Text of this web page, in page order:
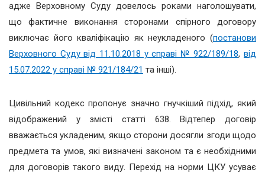
адже Верховному Суду довелось роками наголошувати,
що фактичне виконання сторонами спірного договору
виключає його кваліфікацію як неукладеного (постанови
Верховного Суду від 11.10.2018 у справі № 922/189/18,від
15.07.2022 у справі № 921/184/21 та інші).
Цивільний кодекс пропонує значно гнучкіший підхід, який
відображений у змісті статті 638. Відтепер договір
вважається укладеним, якщо сторони досягли згоди щодо
предмета та умов, які визначені законом та є необхідними
для договорів такого виду. Перехід на норми ЦКУ усуває